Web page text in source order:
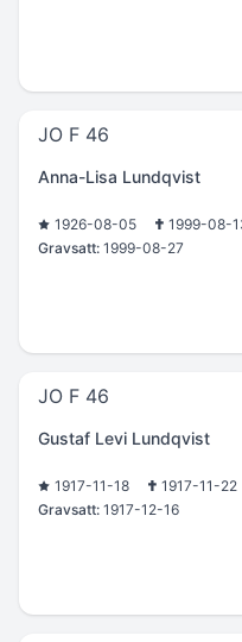
JO F 46
Anna-Lisa Lundqvist
1926-08-05
1999-08-
Gravsatt: 1999-08-27
JO F 46
Gustaf Levi Lundqvist
1917-11-18
1917-11-22
Gravsatt: 1917-12-16